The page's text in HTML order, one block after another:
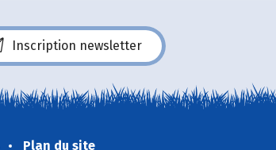
Inscription newsletter
Plan du site